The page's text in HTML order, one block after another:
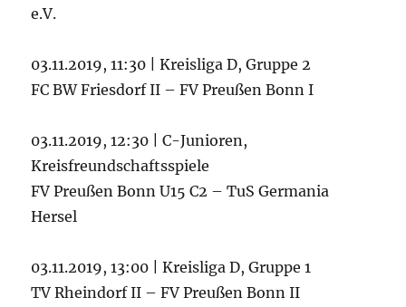
e.V.
03.11.2019, 11:30 | Kreisliga D, Gruppe 2
FC BW Friesdorf II – FV Preußen Bonn I
03.11.2019, 12:30 | C-Junioren,
Kreisfreundschaftsspiele
FV Preußen Bonn U15 C2 – TuS Germania
Hersel
03.11.2019, 13:00 | Kreisliga D, Gruppe 1
TV Rheindorf II – FV Preußen Bonn II